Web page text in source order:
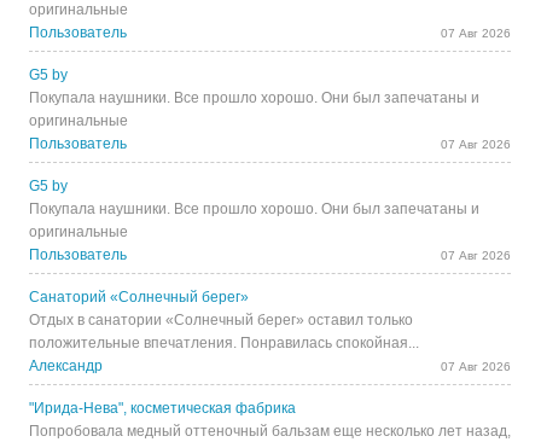
оригинальные
Пользователь
07 Авг 2026
G5 by
Покупала наушники. Все прошло хорошо. Они был запечатаны и
оригинальные
Пользователь
07 Авг 2026
G5 by
Покупала наушники. Все прошло хорошо. Они был запечатаны и
оригинальные
Пользователь
07 Авг 2026
Санаторий «Солнечный берег»
Отдых в санатории «Солнечный берег» оставил только
положительные впечатления. Понравилась спокойная...
Александр
07 Авг 2026
"Ирида-Нева", косметическая фабрика
Попробовала медный оттеночный бальзам еще несколько лет назад,